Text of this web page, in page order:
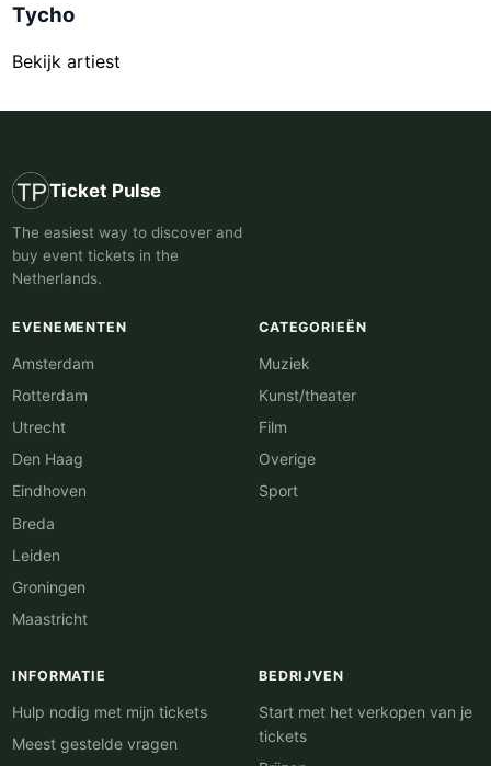
Tycho
Bekijk artiest
Ticket Pulse
The easiest way to discover and
buy event tickets in the
Netherlands.
EVENEMENTEN
Amsterdam
Rotterdam
Utrecht
Den Haag
Eindhoven
Breda
Leiden
Groningen
Maastricht
CATEGORIEËN
Muziek
Kunst/theater
Film
Overige
Sport
INFORMATIE
Hulp nodig met mijn tickets
Meest gestelde vragen
BEDRIJVEN
Start met het verkopen van je
tickets